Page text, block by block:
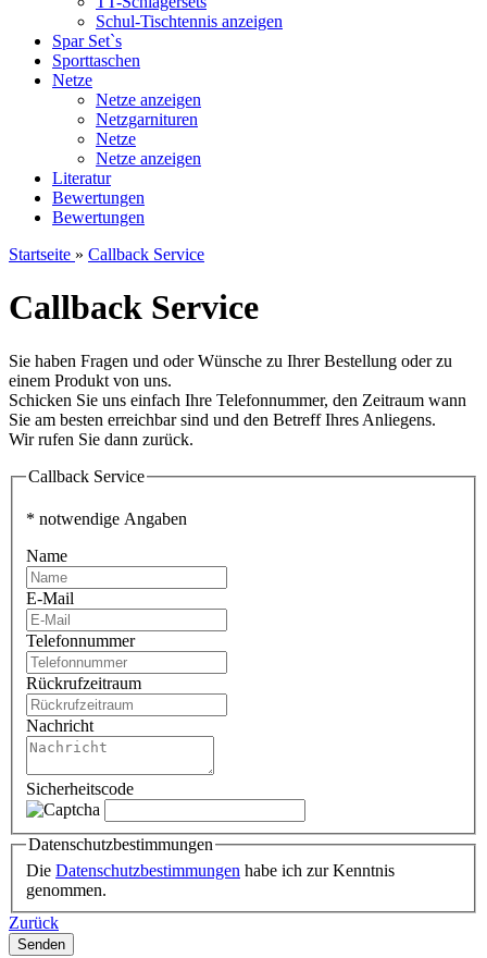
Schul-Tischtennis anzeigen
Spar Set`s
Sporttaschen
Netze
Netze anzeigen
Netzgarnituren
Netze
Netze anzeigen
Literatur
Bewertungen
Bewertungen
Startseite » Callback Service
Callback Service
Sie haben Fragen und oder Wünsche zu Ihrer Bestellung oder zu
einem Produkt von uns.
Schicken Sie uns einfach Ihre Telefonnummer, den Zeitraum wann
Sie am besten erreichbar sind und den Betreff Ihres Anliegens.
Wir rufen Sie dann zurück.
Callback Service
* notwendige Angaben
Name
E-Mail
Telefonnummer
Rückrufzeitraum
Nachricht
Sicherheitscode
Datenschutzbestimmungen
Die Datenschutzbestimmungen habe ich zur Kenntnis
genommen.
Zurück
Senden